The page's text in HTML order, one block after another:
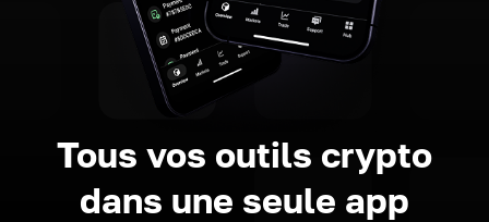
Tous vos outils crypto
dans une seule app